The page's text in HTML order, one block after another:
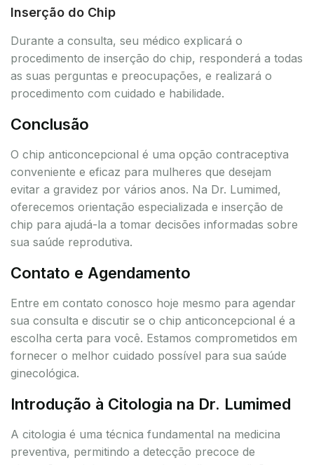
Inserção do Chip
Durante a consulta, seu médico explicará o
procedimento de inserção do chip, responderá a todas
as suas perguntas e preocupações, e realizará o
procedimento com cuidado e habilidade.
Conclusão
O chip anticoncepcional é uma opção contraceptiva
conveniente e eficaz para mulheres que desejam
evitar a gravidez por vários anos. Na Dr. Lumimed,
oferecemos orientação especializada e inserção de
chip para ajudá-la a tomar decisões informadas sobre
sua saúde reprodutiva.
Contato e Agendamento
Entre em contato conosco hoje mesmo para agendar
sua consulta e discutir se o chip anticoncepcional é a
escolha certa para você. Estamos comprometidos em
fornecer o melhor cuidado possível para sua saúde
ginecológica.
Introdução à Citologia na Dr. Lumimed
A citologia é uma técnica fundamental na medicina
preventiva, permitindo a detecção precoce de